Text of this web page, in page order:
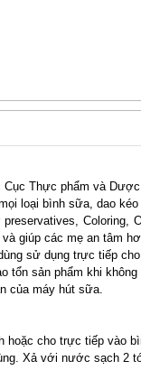
Thực phẩm và Dược
loại bình sữa, dao
Coloring,
giúp các mẹ an tâm
sử dụng trực tiếp
tổn sản phẩm khi không
của máy hút sữa.
hoặc cho trực tiếp vào
Xả với nước sạch 2